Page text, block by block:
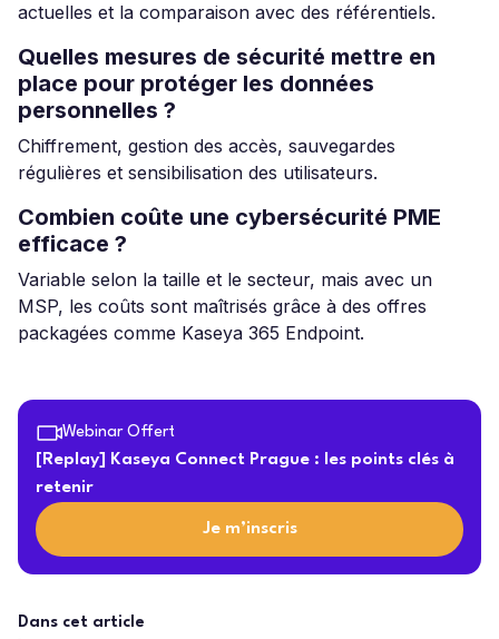
actuelles et la comparaison avec des référentiels.
Quelles mesures de sécurité mettre en
place pour protéger les données
personnelles ?
Chiffrement, gestion des accès, sauvegardes
régulières et sensibilisation des utilisateurs.
Combien coûte une cybersécurité PME
efficace ?
Variable selon la taille et le secteur, mais avec un
MSP, les coûts sont maîtrisés grâce à des offres
packagées comme Kaseya 365 Endpoint.
Webinar Offert
[Replay] Kaseya Connect Prague : les points clés à
retenir
Je m’inscris
Dans cet article